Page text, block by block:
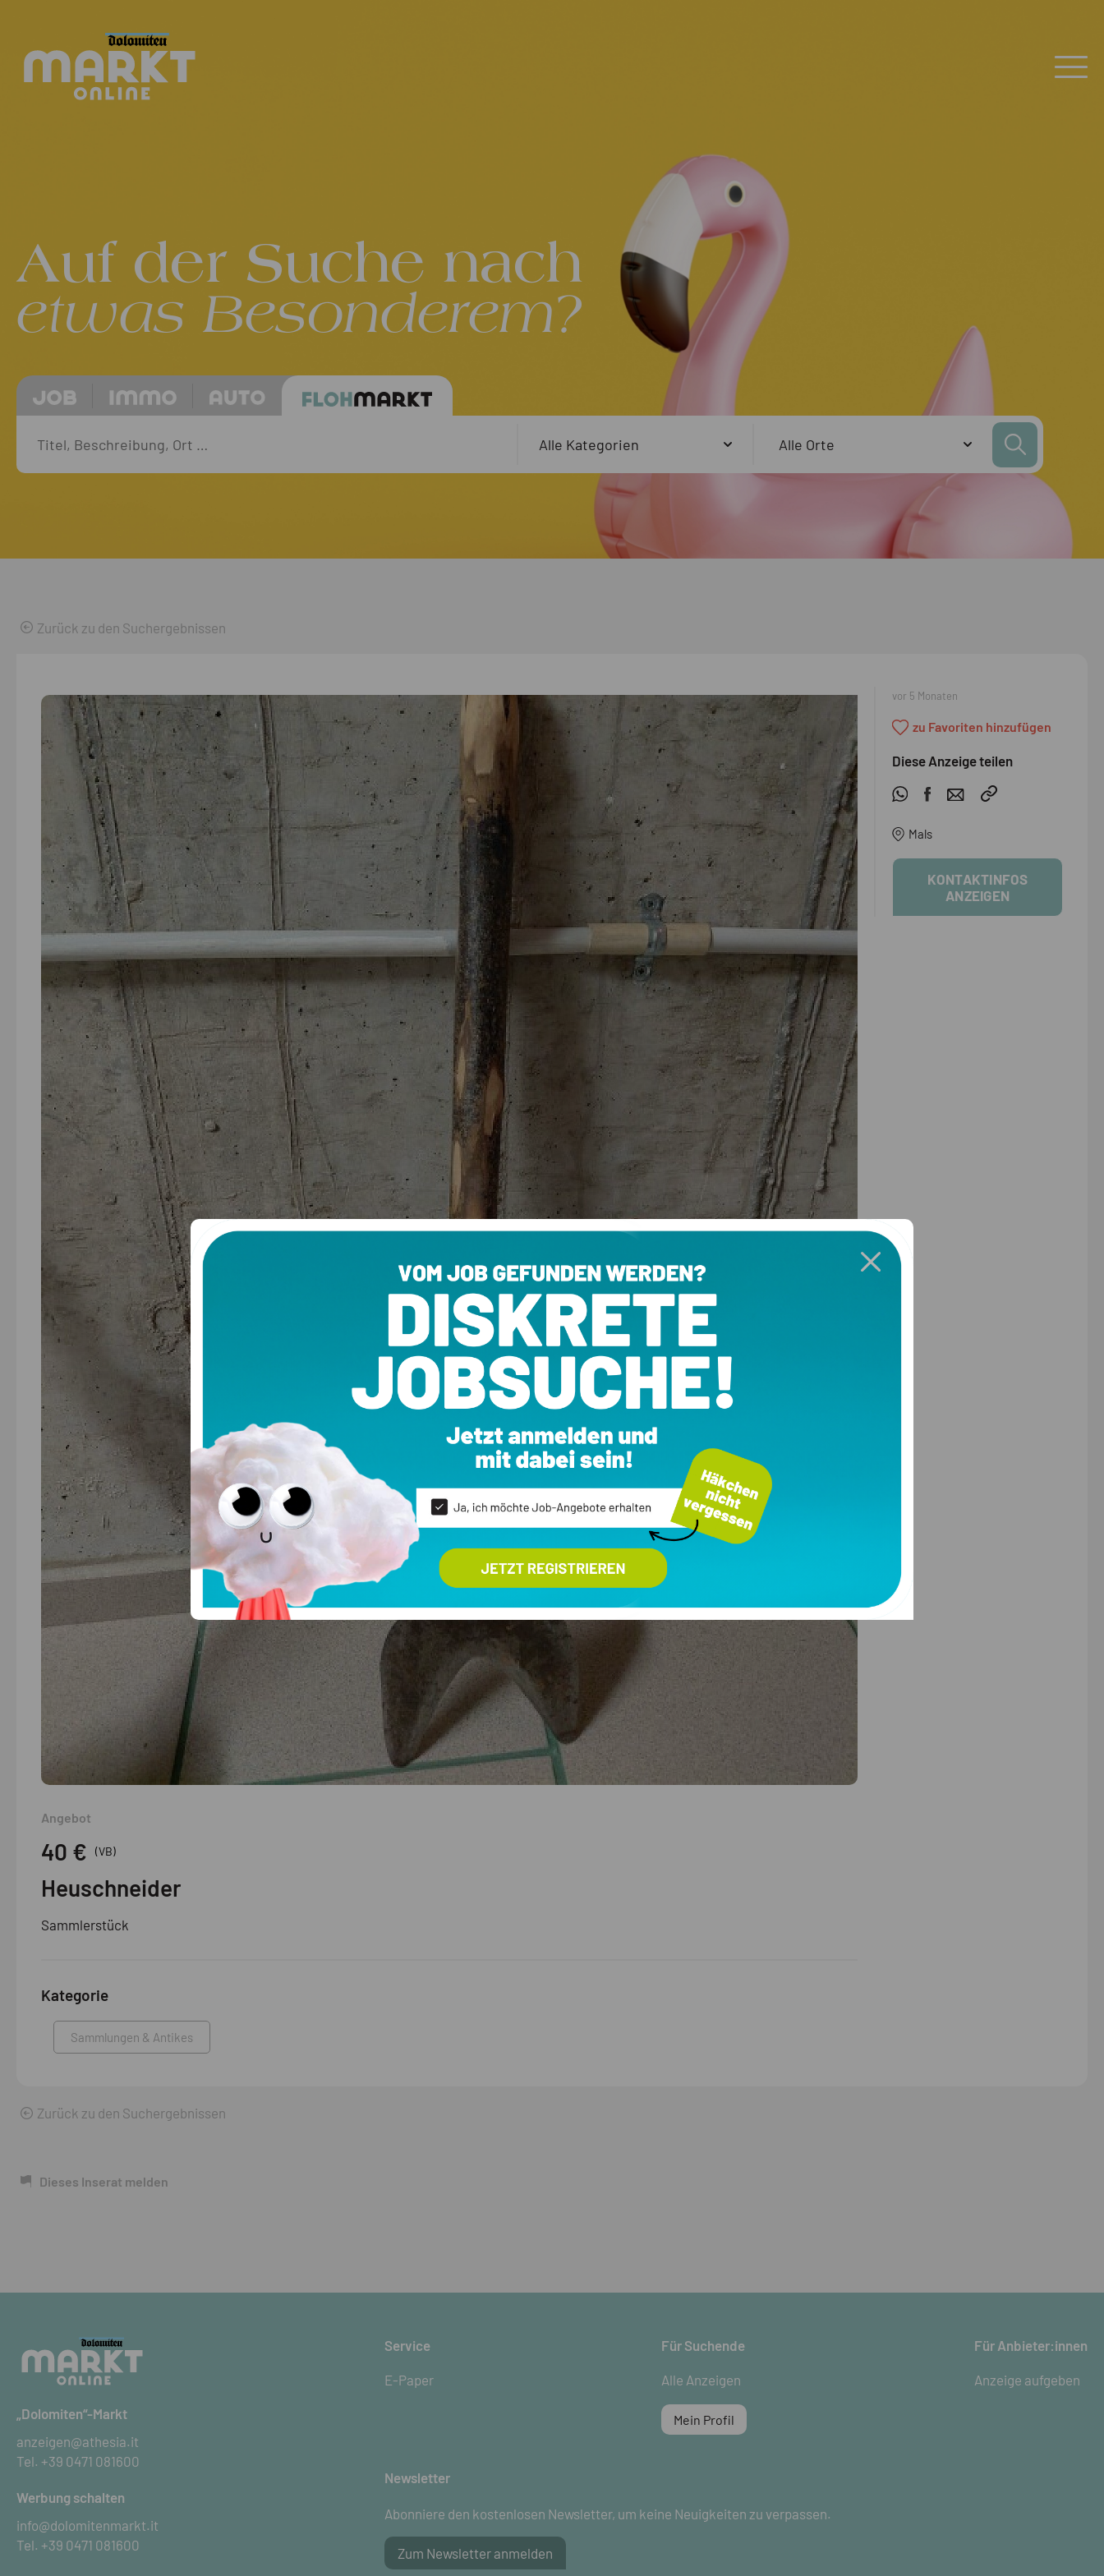
Auf der Suche nach
etwas Besonderem?
Zurück zu den Suchergebnissen
Angebot
40 € (VB)
Heuschneider
Sammlerstück
Kategorie
Sammlungen & Antikes
vor 5 Monaten
zu Favoriten hinzufügen
Diese Anzeige teilen
Mals
KONTAKTINFOS
ANZEIGEN
Zurück zu den Suchergebnissen
Dieses Inserat melden
„Dolomiten“-Markt
anzeigen@athesia.it
Tel. +39 0471 081600
Werbung schalten
info@dolomitenmarkt.it
Tel. +39 0471 081600
Service
E-Paper
Für Suchende
Alle Anzeigen
Mein Profil
Für Anbieter:innen
Anzeige aufgeben
Newsletter
Abonniere den kostenlosen Newsletter, um keine Neuigkeiten zu verpassen.
Zum Newsletter anmelden